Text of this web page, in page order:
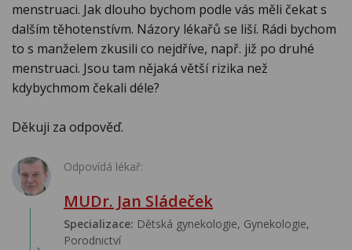
menstruaci. Jak dlouho bychom podle vás měli čekat s
dalším těhotenstívm. Názory lékařů se liší. Rádi bychom
to s manželem zkusili co nejdříve, např. již po druhé
menstruaci. Jsou tam nějaká větší rizika než
kdybychmom čekali déle?
Děkuji za odpověď.
Odpovídá lékař:
MUDr. Jan Sládeček
Specializace: Dětská gynekologie, Gynekologie,
Porodnictví